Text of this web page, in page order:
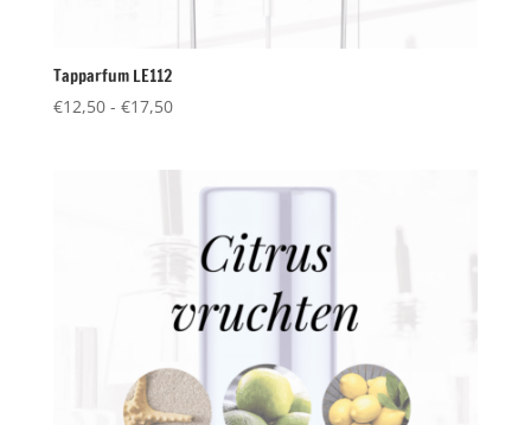
Tapparfum LE112
€12,50 - €17,50Prijsklasse:
€17,50